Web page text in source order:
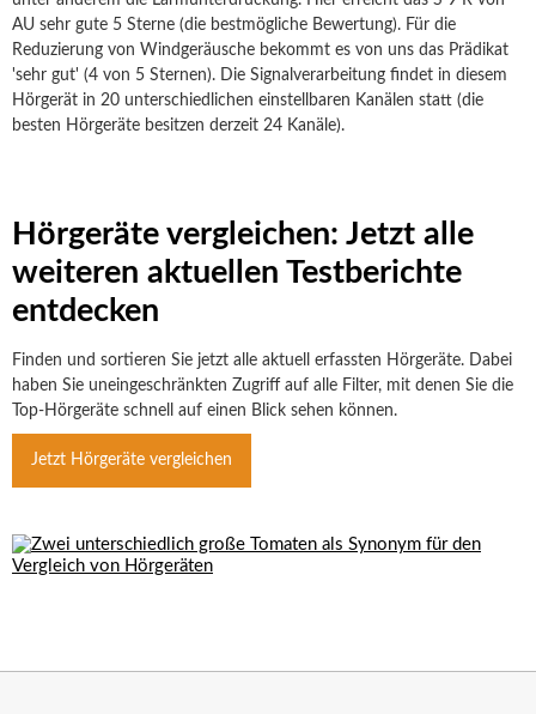
AU sehr gute 5 Sterne (die bestmögliche Bewertung). Für die
Reduzierung von Windgeräusche bekommt es von uns das Prädikat
'sehr gut' (4 von 5 Sternen). Die Signalverarbeitung findet in diesem
Hörgerät in 20 unterschiedlichen einstellbaren Kanälen statt (die
besten Hörgeräte besitzen derzeit 24 Kanäle).
Hörgeräte vergleichen: Jetzt alle
weiteren aktuellen Testberichte
entdecken
Finden und sortieren Sie jetzt alle aktuell erfassten Hörgeräte. Dabei
haben Sie uneingeschränkten Zugriff auf alle Filter, mit denen Sie die
Top-Hörgeräte schnell auf einen Blick sehen können.
Jetzt Hörgeräte vergleichen